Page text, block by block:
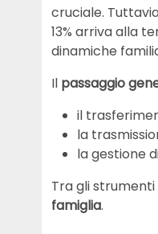
cruciale.
13% arriva alla
dinamiche
Il passaggio
il
la
la gestione
Tra gli
famiglia.